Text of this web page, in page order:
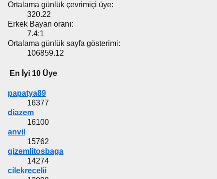
Ortalama günlük çevrimiçi üye:
320.22
Erkek Bayan oranı:
7.4:1
Ortalama günlük sayfa gösterimi:
106859.12
En İyi 10 Üye
papatya89
16377
diazem
16100
anvil
15762
gizemlitosbaga
14274
cilekrecelii